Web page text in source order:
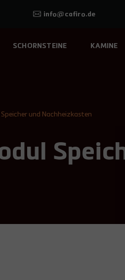
info@cafiro.de
SCHORNSTEINE KAMINE
und Nachheizkasten